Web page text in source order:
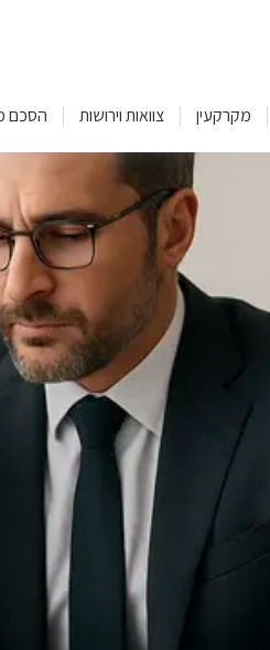
מקרקעין צוואות וירושות הסכם